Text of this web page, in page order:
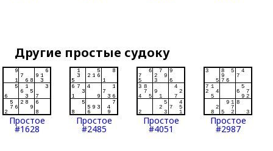
Другие простые судоку
Простое
#1628
Простое
#2485
Простое
#4051
Простое
#2987